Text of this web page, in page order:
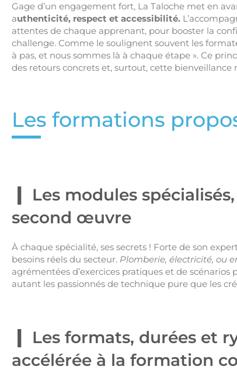
Gage d’un engagement fort, La Taloche met en
authenticité, respect et accessibilité.
attentes de chaque apprenant, pour booster la
challenge. Comme le soulignent souvent les
à pas, et nous sommes là à chaque étape ». Ce
des retours concrets et, surtout, cette bienveillance
Les formations
Les modules
second œuvre
À chaque spécialité, ses secrets ! Forte de son
besoins réels du secteur. Plomberie, électricité, ou
agrémentées d’exercices pratiques et de
autant les passionnés de technique pure que les
Les formats, durées et
accélérée à la formation